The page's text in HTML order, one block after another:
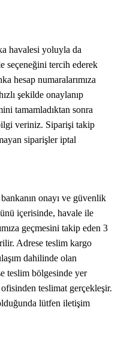
havalesi yoluyla da
seçeneğini tercih ederek
hesap numaralarımıza
şekilde onaylanıp
tamamladıktan sonra
veriniz. Siparişi takip
siparişler iptal
onayı ve güvenlik
içerisinde, havale ile
geçmesini takip eden 3
Adrese teslim kargo
dahilinde olan
teslim bölgesinde yer
teslimat gerçekleşir.
lütfen iletişim